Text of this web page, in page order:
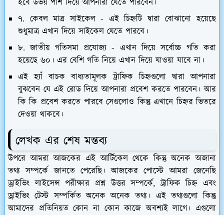
৭. কেবল মাত্র সাইকেল - এই চিহ্নটি দ্বারা বোঝানো হয়েছে
শুধুমাত্র এখান দিয়ে সাইকেল যেতে পারবে।
৮. জাতীয় গতিসমা প্রযোজ্য - এখান দিয়ে সর্বোচ্চ গতি করা
হয়েছে ৬০। এর বেশি গতি নিয়ে এখান দিয়ে যাওয়া যাবে না।
এই হ্যাঁ বাচক বাধ্যতামূলক ট্রাফিক চিহ্নগুলো দ্বারা আপনারা
বুঝবেন যে এই রোড দিয়ে আপনারা প্রবেশ করতে পারবেন। আর
কি কি প্রবেশ করতে পারবে সেগুলোও কিন্তু এখানে চিহ্নর ভিতরে
দেওয়া থাকবে।
লেখক এর শেষ মন্তব্য
উপরে আমরা আজকের এই আর্টিকেল থেকে কিন্তু অনেক অজানা
তথ্য সম্পর্কে জানতে পেরেছি। আজকের পোস্টে আমরা জেনেছি
ড্রাইভিং লাইসেন্স পরীক্ষার প্রশ্ন উত্তর সম্পর্কে, ট্রাফিক চিহ্ন এবং
ড্রাইভিং টেস্ট সম্পর্কিত অনেক অনেক তথ্য। এই তথ্যগুলো কিন্তু
আমাদের প্রতিনিয়ত কোন না কোন কাজে অবশ্যই লাগে। এগুলো